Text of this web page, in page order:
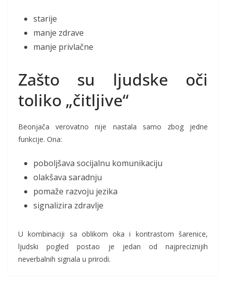
starije
manje zdrave
manje privlačne
Zašto su ljudske oči
toliko „čitljive“
Beonjača verovatno nije nastala samo zbog jedne
funkcije. Ona:
poboljšava socijalnu komunikaciju
olakšava saradnju
pomaže razvoju jezika
signalizira zdravlje
U kombinaciji sa oblikom oka i kontrastom šarenice,
ljudski pogled postao je jedan od najpreciznijih
neverbalnih signala u prirodi.